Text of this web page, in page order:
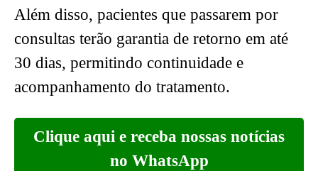
Além disso, pacientes que passarem por
consultas terão garantia de retorno em até
30 dias, permitindo continuidade e
acompanhamento do tratamento.
Clique aqui e receba nossas notícias
no WhatsApp